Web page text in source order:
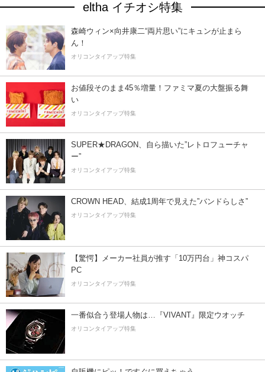
eltha イチオシ特集
森崎ウィン×向井康二“両片思い”にキュンが止まら
ん！
オリコンタイアップ特集
お値段そのまま45％増量！ファミマ夏の大盤振る舞
い
オリコンタイアップ特集
SUPER★DRAGON、自ら描いた”レトロフューチャ
ー”
オリコンタイアップ特集
CROWN HEAD、結成1周年で見えた”バンドらしさ”
オリコンタイアップ特集
【驚愕】メーカー社員が推す「10万円台」神コスパ
PC
オリコンタイアップ特集
一番似合う登場人物は…『VIVANT』限定ウオッチ
オリコンタイアップ特集